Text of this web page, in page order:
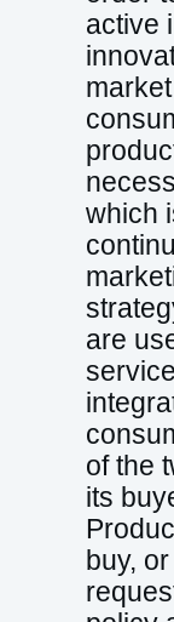
active
which
are
of the
its
buy,